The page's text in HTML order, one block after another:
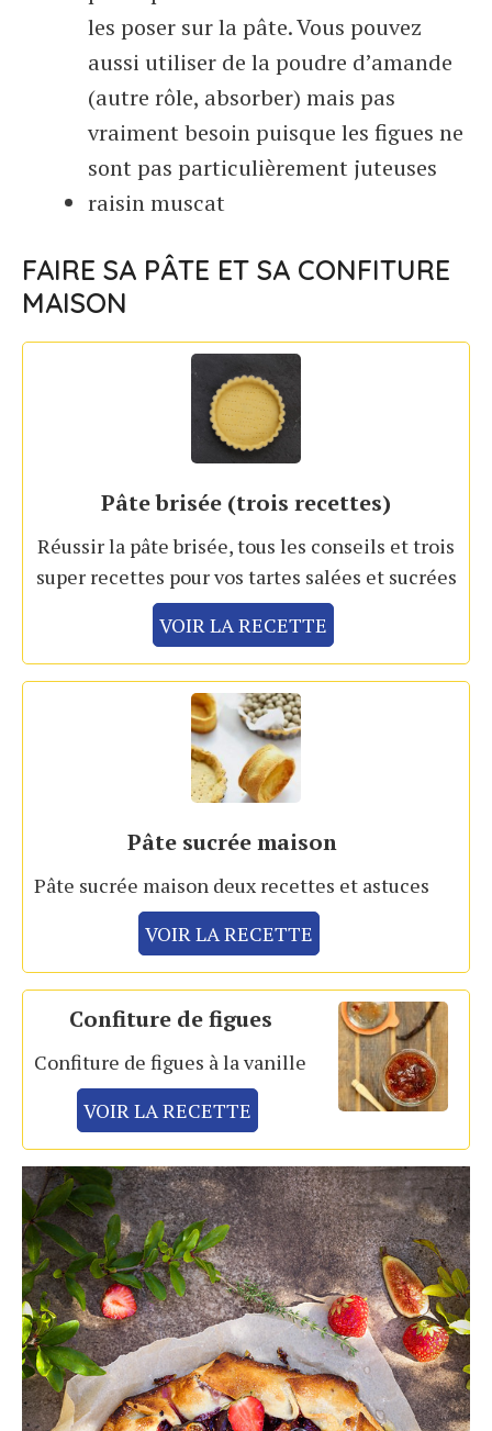
les poser sur la pâte. Vous pouvez
aussi utiliser de la poudre d’amande
(autre rôle, absorber) mais pas
vraiment besoin puisque les figues ne
sont pas particulièrement juteuses
raisin muscat
FAIRE SA PÂTE ET SA CONFITURE
MAISON
Pâte brisée (trois recettes)
Réussir la pâte brisée, tous les conseils et trois
super recettes pour vos tartes salées et sucrées
VOIR LA RECETTE
Pâte sucrée maison
Pâte sucrée maison deux recettes et astuces
VOIR LA RECETTE
Confiture de figues
Confiture de figues à la vanille
VOIR LA RECETTE